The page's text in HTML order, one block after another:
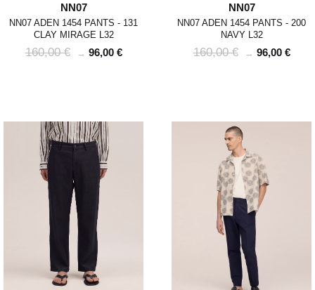
NN07
NN07 ADEN 1454 PANTS - 131
CLAY MIRAGE L32
160,00 € → 96,00 €
NN07
NN07 ADEN 1454 PANTS - 200
NAVY L32
160,00 € → 96,00 €